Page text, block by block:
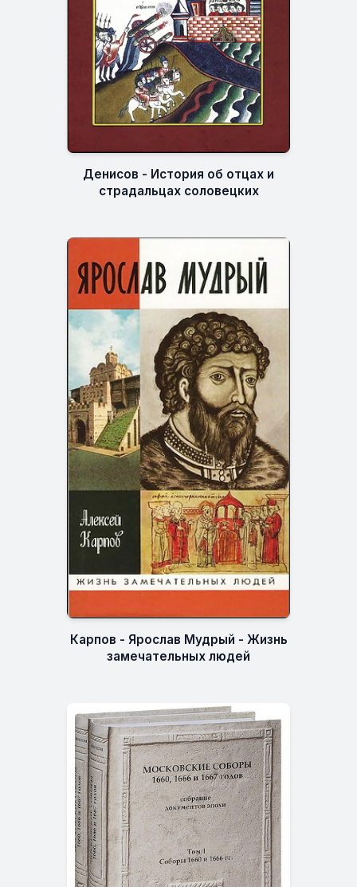
Денисов - История об отцах и
страдальцах соловецких
Карпов - Ярослав Мудрый - Жизнь
замечательных людей